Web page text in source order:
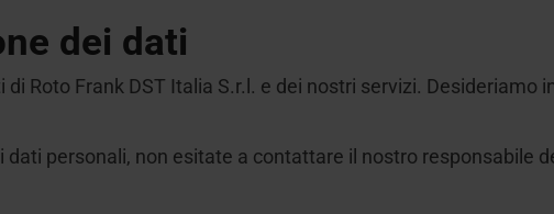
di luce naturale
per i professionisti
per uscita tetto / Linea
dei dati
Roto Frank DST Italia S.r.l. e dei nostri servizi.
personali, non esitate a contattare il nostro responsabile